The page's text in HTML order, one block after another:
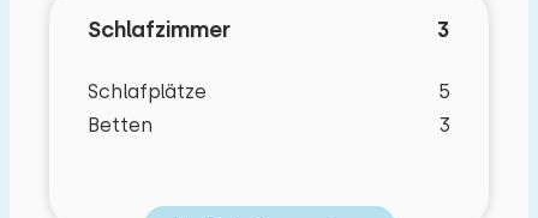
Schlafzimmer 3
Schlafplätze
5
Betten
3